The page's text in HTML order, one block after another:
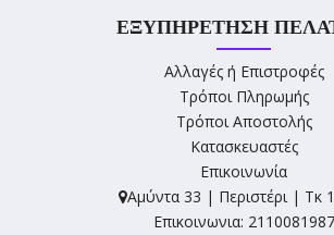
ΕΞΥΠΗΡΈΤΗΣΗ
Αλλαγές ή Επιστροφές
Τρόποι Πληρωμής
Τρόποι Αποστολής
Κατασκευαστές
Επικοινωνία
Αμύντα 33 | Περιστέρι | Τκ
Επικοινωνια: 2110081987